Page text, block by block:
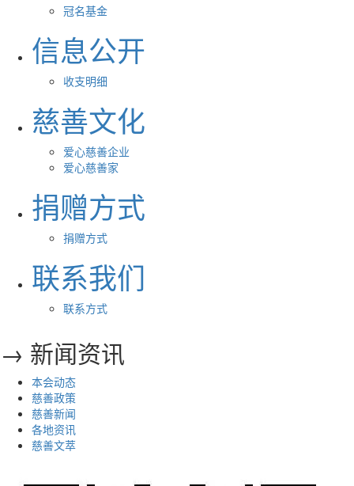
冠名基金
信息公开
收支明细
慈善文化
爱心慈善企业
爱心慈善家
捐赠方式
捐赠方式
联系我们
联系方式
→ 新闻资讯
本会动态
慈善政策
慈善新闻
各地资讯
慈善文萃